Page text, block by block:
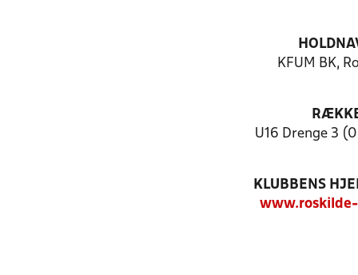
KFUM BK,
U16 Drenge 3
KLUBBENS